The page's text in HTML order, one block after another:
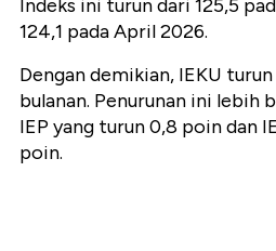
Indeks ini turun dari 125,5
124,1 pada April 2026.
Dengan demikian, IEKU
bulanan. Penurunan ini lebih
IEP yang turun 0,8 poin dan
poin.